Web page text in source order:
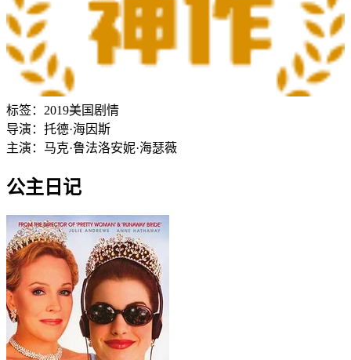
标签： 2019美国 剧情
导演： 托德·海因斯
主演： 马克·鲁法洛安妮·海瑟薇
公主日记